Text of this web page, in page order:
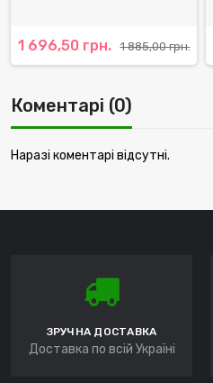
1 696,50 грн. 1 885,00 грн.
Коментарі (0)
Наразі коментарі відсутні.
ЗРУЧНА ДОСТАВКА
Доставка по всій Україні